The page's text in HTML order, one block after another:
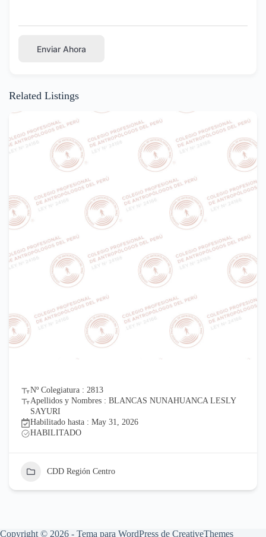
Enviar Ahora
Related Listings
Nº Colegiatura : 2813
Apellidos y Nombres : BLANCAS NUNAHUANCA LESLY
SAYURI
Habilitado hasta : May 31, 2026
HABILITADO
CDD Región Centro
Copyright © 2026 - Tema para WordPress de CreativeThemes